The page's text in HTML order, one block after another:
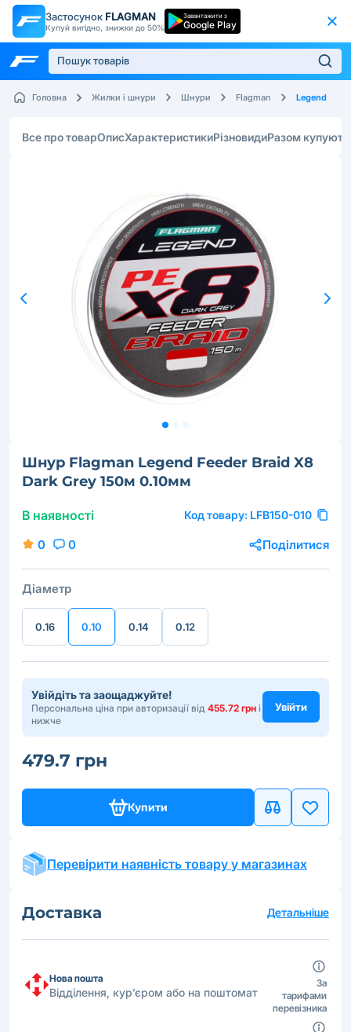
Застосунок FLAGMAN
Купуй вигідно, знижки до 50%
Завантажити з
Google Play
Головна Жилки і шнури Шнури Flagman Legend
Все про товарОписХарактеристикиРізновидиРазом купують
Шнур Flagman Legend Feeder Braid X8
Dark Grey 150м 0.10мм
В наявності Код товару: LFB150-010
0 0 Поділитися
Діаметр
0.16 0.10 0.14 0.12
Увійдіть та заощаджуйте!
Персональна ціна при авторизації від 455.72 грн і
нижче
Увійти
479.7 грн
Купити
Перевірити наявність товару у магазинах
Доставка Детальніше
Нова пошта
Відділення, кур’єром або на поштомат
За
тарифами
перевізника